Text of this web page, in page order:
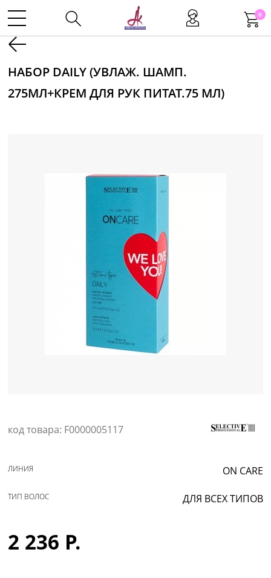
0
Инструменты
Одноразовая продукция
Уход за кожей
НАБОР DAILY (УВЛАЖ. ШАМП.
275МЛ+КРЕМ ДЛЯ РУК ПИТАТ.75 МЛ)
код товара: F0000005117
ON CARE
ЛИНИЯ
ДЛЯ ВСЕХ ТИПОВ
ТИП ВОЛОС
2 236 Р.